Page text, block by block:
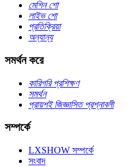
মেশিন শো
লাইভ শো
প্রতিক্রিয়া
অন্যান্য
সমর্থন করে
কারিগরি প্রশিক্ষণ
সমর্থন
প্রায়শই জিজ্ঞাসিত প্রশ্নাবলী
সম্পর্কে
LXSHOW সম্পর্কে
সংবাদ